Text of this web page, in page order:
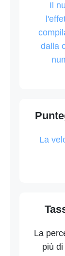
Il
dalla
La
La
più